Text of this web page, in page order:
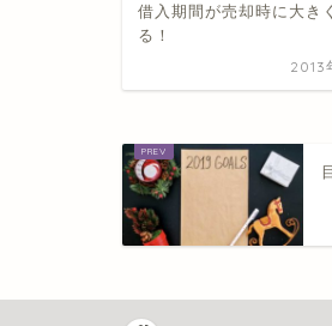
借入期間が売却時に大き
る！
2013